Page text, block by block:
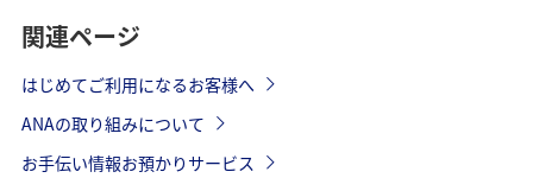
関連ページ
はじめてご利用になるお客様へ
ANAの取り組みについて
お手伝い情報お預かりサービス